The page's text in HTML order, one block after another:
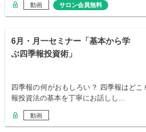
動画 サロン会員無料
6月・月一セミナー「基本から学
ぶ四季報投資術」
四季報の何がおもしろい？ 四季報はど
報投資法の基本を丁寧にお話しし…
動画